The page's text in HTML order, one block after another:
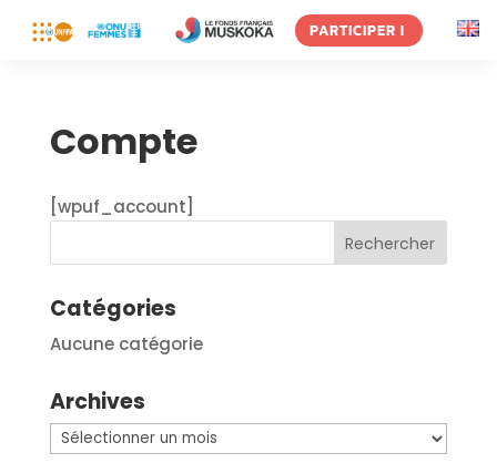
PARTICIPER !
Compte
[wpuf_account]
Catégories
Aucune catégorie
Archives
Archives